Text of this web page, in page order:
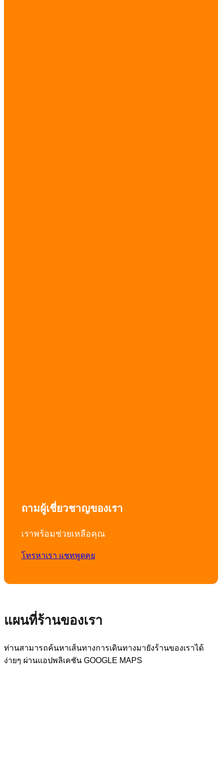
ถามผู้เชี่ยวชาญของเรา
เราพร้อมช่วยเหลือคุณ
โทรหาเรา แชทพูดคุย
แผนที่ร้านของเรา
ท่านสามารถค้นหาเส้นทางการเดินทางมายังร้านของเราได้
ง่ายๆ ผ่านแอปพลิเคชัน GOOGLE MAPS